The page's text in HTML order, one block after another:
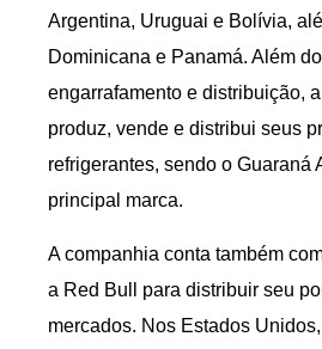
Argentina, Uruguai e Bolívia,
Dominicana e Panamá. Além
engarrafamento e distribuição,
produz, vende e distribui seus
refrigerantes, sendo o Guaraná
principal marca.
A companhia conta também
a Red Bull para distribuir seu
mercados. Nos Estados